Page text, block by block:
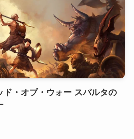
ド・オブ・ウォー スパルタの